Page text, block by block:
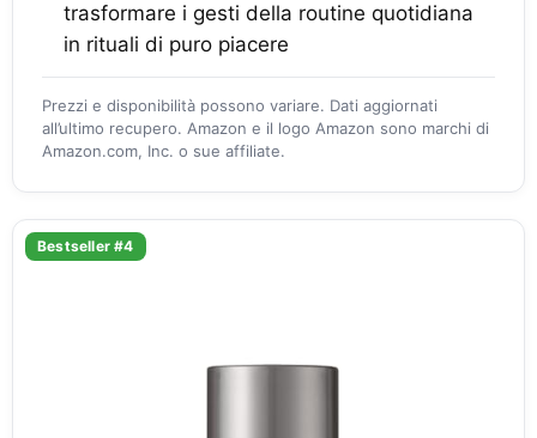
trasformare i gesti della routine quotidiana
in rituali di puro piacere
Prezzi e disponibilità possono variare. Dati aggiornati
all’ultimo recupero. Amazon e il logo Amazon sono marchi di
Amazon.com, Inc. o sue affiliate.
Bestseller #4